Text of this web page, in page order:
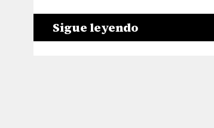
Sigue leyendo